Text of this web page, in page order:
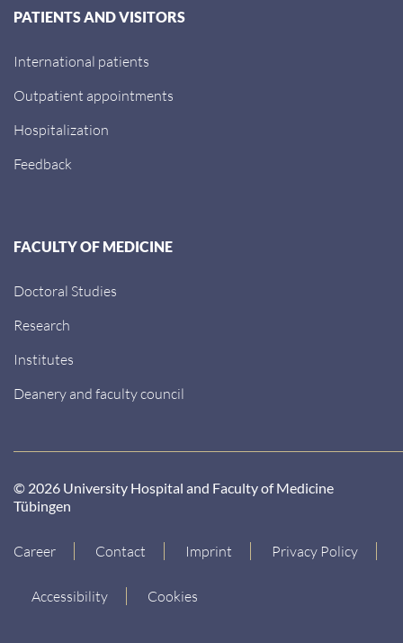
PATIENTS AND VISITORS
International patients
Outpatient appointments
Hospitalization
Feedback
FACULTY OF MEDICINE
Doctoral Studies
Research
Institutes
Deanery and faculty council
© 2026 University Hospital and Faculty of Medicine
Tübingen
Career Contact Imprint Privacy Policy
Accessibility Cookies